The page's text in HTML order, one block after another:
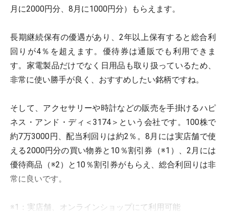
月に2000円分、8月に1000円分）もらえます。
長期継続保有の優遇があり、2年以上保有すると総合利
回りが4％を超えます。優待券は通販でも利用できま
す。家電製品だけでなく日用品も取り扱っているため、
非常に使い勝手が良く、おすすめしたい銘柄ですね。
そして、アクセサリーや時計などの販売を手掛けるハピ
ネス・アンド・ディ＜3174＞という会社です。100株で
約7万3000円、配当利回りは約2％。8月には実店舗で使
える2000円分の買い物券と10％割引券（※1）、2月には
優待商品（※2）と10％割引券がもらえ、総合利回りは非
常に良いです。
※1：実店舗、オンラインショップにて利用可能